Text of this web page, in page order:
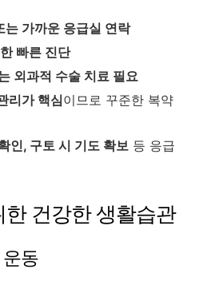
는 가까운 응급실 연락
빠른 진단
외과적 수술 치료 필요
리가 핵심이므로 꾸준한 복약
인, 구토 시 기도 확보 등 응급
건강한 생활습관
동